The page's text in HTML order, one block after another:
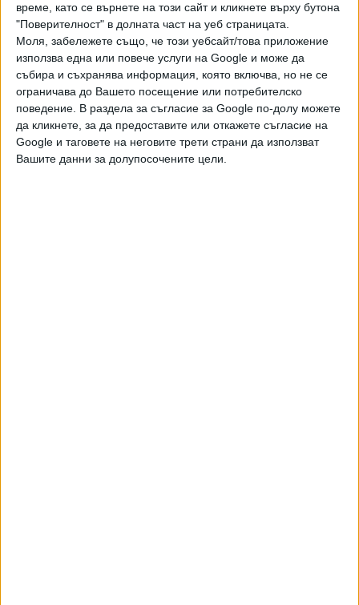
време, като се върнете на този сайт и кликнете върху бутона
"Поверителност" в долната част на уеб страницата.
Моля, забележете също, че този уебсайт/това приложение
използва една или повече услуги на Google и може да
събира и съхранява информация, която включва, но не се
ограничава до Вашето посещение или потребителско
поведение. В раздела за съгласие за Google по-долу можете
да кликнете, за да предоставите или откажете съгласие на
Google и таговете на неговите трети страни да използват
Вашите данни за долупосочените цели.
БСП прибегна до компромати в
битката за хартиените
бюлетини
Напиращите да върнат
хартиените бюлетини
социалисти прибегнаха до
компромати срещу
поддръжниците на машинния
вот. Това стана на втория ден,
откакто законопроектът се
гледа на второ четене от
26 Ноем. 2022
ГЕРБ се наложи за абсурда
„машинна бюлетина“
Партията на Бойко Борисов